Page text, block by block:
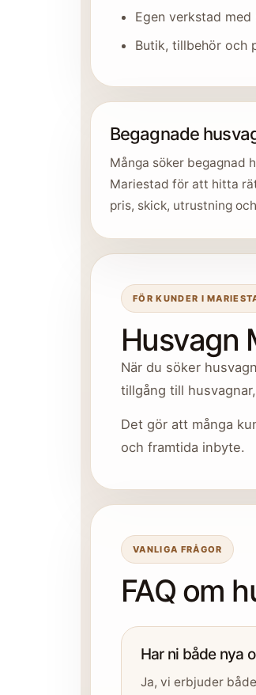
Egen verkstad
Butik, tillbehör och
Begagnade
Många söker begagnad
Mariestad för att hitta
pris, skick, utrustning
FÖR KUNDER I
Husvagn
När du söker
tillgång till
Det gör att många
och framtida inbyte.
VANLIGA FRÅGOR
FAQ om
Har ni både nya
Ja, vi erbjuder